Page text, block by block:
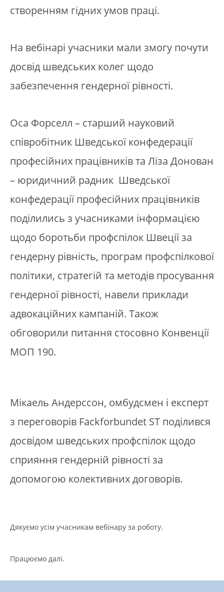
створенням гідних умов праці.
На вебінарі учасники мали змогу почути
досвід шведських колег щодо
забезпечення гендерної рівності.
Оса Форселл – старший науковий
співробітник Шведської конфедерації
професійних працівників та Ліза Донован
– юридичний радник Шведської
конфедерації професійних працівників
поділились з учасниками інформацією
щодо боротьби профспілок Швеції за
гендерну рівність, програм профспілкової
політики, стратегій та методів просування
гендерної рівності, навели приклади
адвокаційних кампаній. Також
обговорили питання стосовно Конвенції
МОП 190.
Мікаель Андерссон, омбудсмен і експерт
з переговорів Fackforbundet ST поділився
досвідом шведських профспілок щодо
сприяння гендерній рівності за
допомогою колективних договорів.
Дякуємо усім учасникам вебінару за роботу.
Працюємо далі.